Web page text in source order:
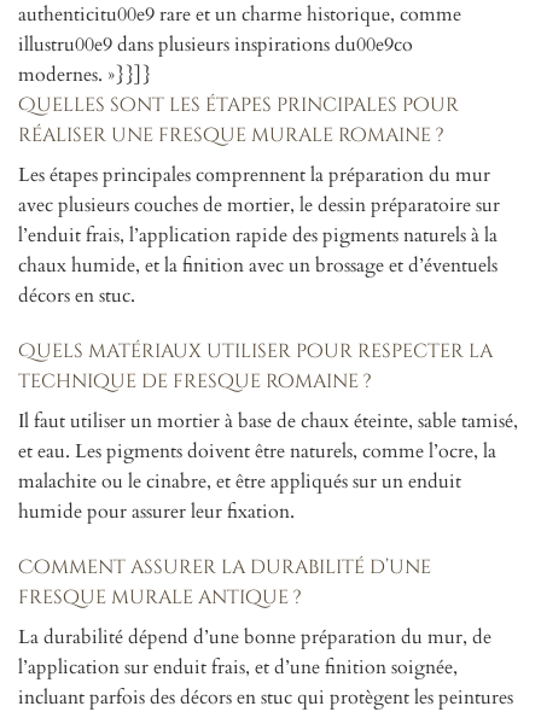
authenticitu00e9 rare et un charme historique, comme
illustru00e9 dans plusieurs inspirations du00e9co
modernes. »}}]}
Quelles sont les étapes principales pour
réaliser une fresque murale romaine ?
Les étapes principales comprennent la préparation du mur
avec plusieurs couches de mortier, le dessin préparatoire sur
l’enduit frais, l’application rapide des pigments naturels à la
chaux humide, et la finition avec un brossage et d’éventuels
décors en stuc.
Quels matériaux utiliser pour respecter la
technique de fresque romaine ?
Il faut utiliser un mortier à base de chaux éteinte, sable tamisé,
et eau. Les pigments doivent être naturels, comme l’ocre, la
malachite ou le cinabre, et être appliqués sur un enduit
humide pour assurer leur fixation.
Comment assurer la durabilité d’une
fresque murale antique ?
La durabilité dépend d’une bonne préparation du mur, de
l’application sur enduit frais, et d’une finition soignée,
incluant parfois des décors en stuc qui protègent les peintures